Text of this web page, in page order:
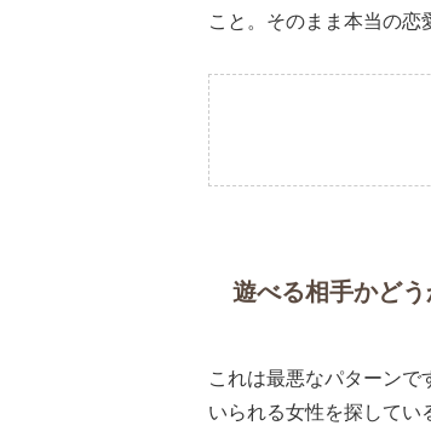
こと。そのまま本当の恋
遊べる相手かど
これは最悪なパターン
いられる女性を探してい